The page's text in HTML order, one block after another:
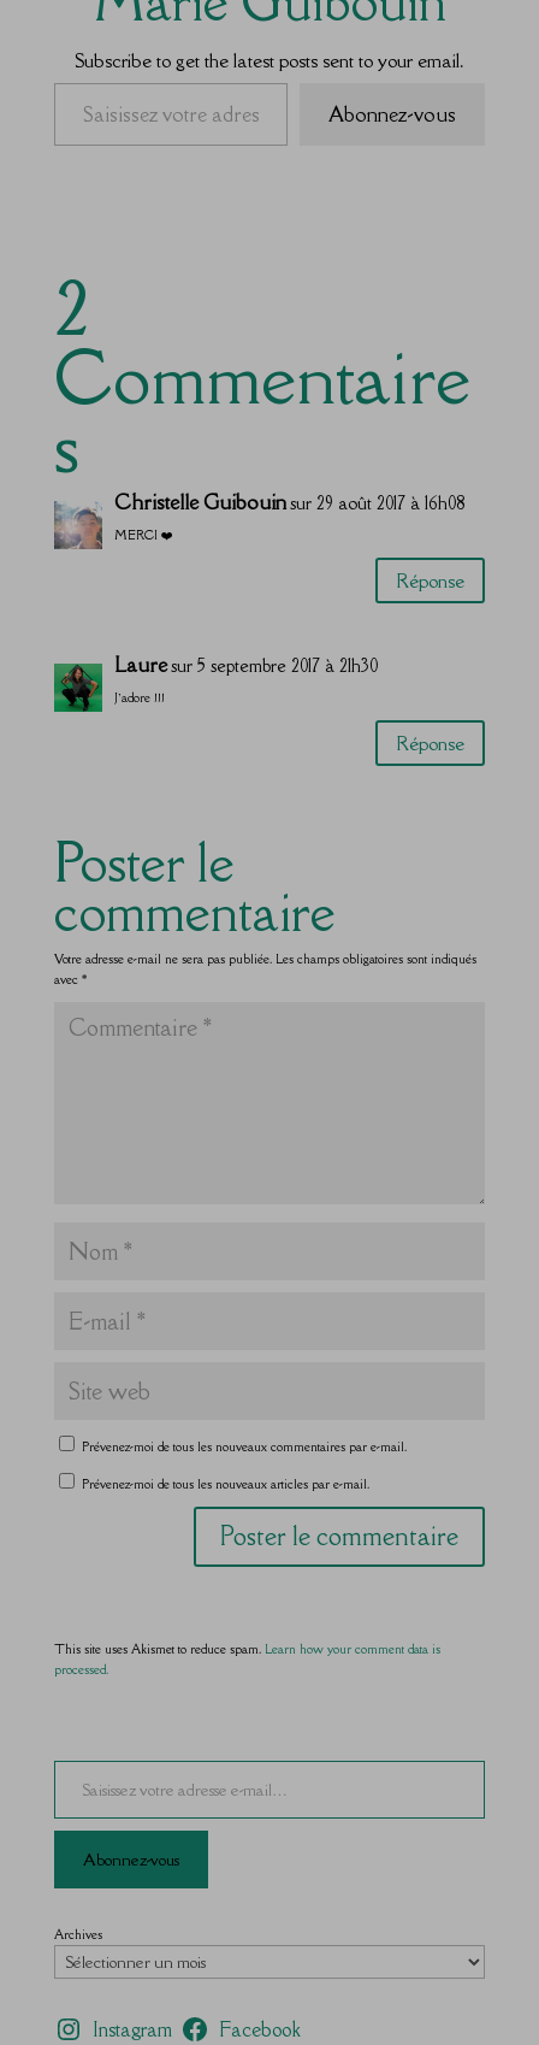
Subscribe to get the latest posts sent to your email.
Saisissez votre adresse e-mail…
Abonnez-vous
2
Commentaire
s
Christelle Guibouinsur 29 août 2017 à 16h08
MERCI ❤️
Réponse
Lauresur 5 septembre 2017 à 21h30
J’adore !!!
Réponse
Poster le
commentaire
Votre adresse e-mail ne sera pas publiée. Les champs obligatoires sont indiqués
avec *
Prévenez-moi de tous les nouveaux commentaires par e-mail.
Prévenez-moi de tous les nouveaux articles par e-mail.
This site uses Akismet to reduce spam. Learn how your comment data is
processed.
Saisissez votre adresse e-mail…
Abonnez-vous
Archives
Instagram Facebook